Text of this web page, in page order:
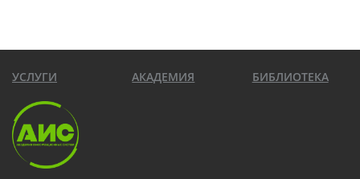
УСЛУГИ АКАДЕМИЯ БИБЛИОТЕКА